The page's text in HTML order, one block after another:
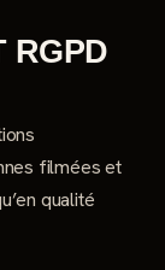
RGPD
filmées et
qualité